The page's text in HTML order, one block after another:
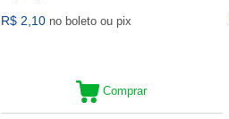
R$ 2,10 no boleto ou pix
Comprar